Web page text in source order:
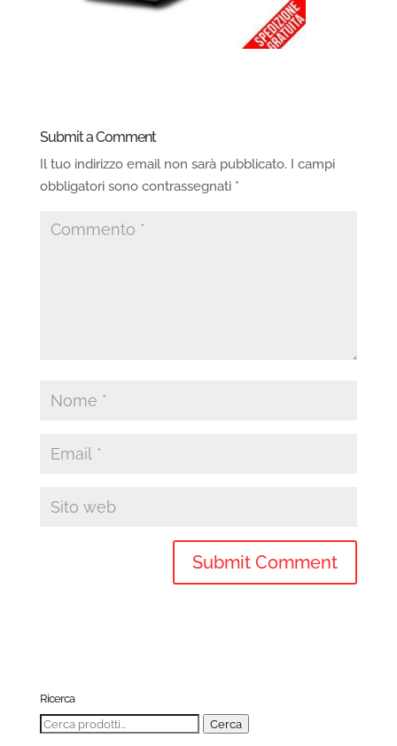
Submit a Comment
Il tuo indirizzo email non sarà pubblicato. I campi
obbligatori sono contrassegnati *
Ricerca
Cerca: Cerca